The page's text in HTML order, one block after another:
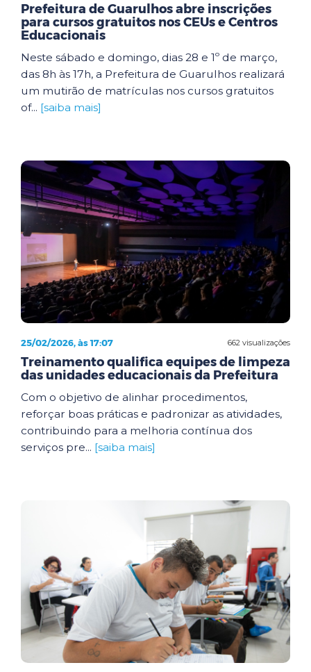
Prefeitura de Guarulhos abre inscrições
para cursos gratuitos nos CEUs e Centros
Educacionais
Neste sábado e domingo, dias 28 e 1º de março,
das 8h às 17h, a Prefeitura de Guarulhos realizará
um mutirão de matrículas nos cursos gratuitos
of... [saiba mais]
662 visualizações
25/02/2026, às 17:07
Treinamento qualifica equipes de limpeza
das unidades educacionais da Prefeitura
Com o objetivo de alinhar procedimentos,
reforçar boas práticas e padronizar as atividades,
contribuindo para a melhoria contínua dos
serviços pre... [saiba mais]